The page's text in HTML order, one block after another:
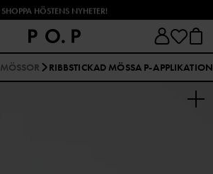
SHOPPA HÖSTENS NYHETER!
MÖSSOR RIBBSTICKAD MÖSSA P-APPLIKATION